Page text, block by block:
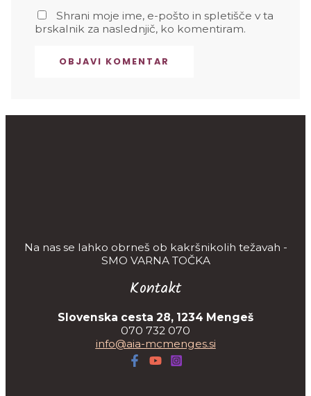
Shrani moje ime, e-pošto in spletišče v ta
brskalnik za naslednjič, ko komentiram.
Na nas se lahko obrneš ob kakršnikolih težavah -
SMO VARNA TOČKA
Kontakt
Slovenska cesta 28, 1234 Mengeš
070 732 070
info@aia-mcmenges.si